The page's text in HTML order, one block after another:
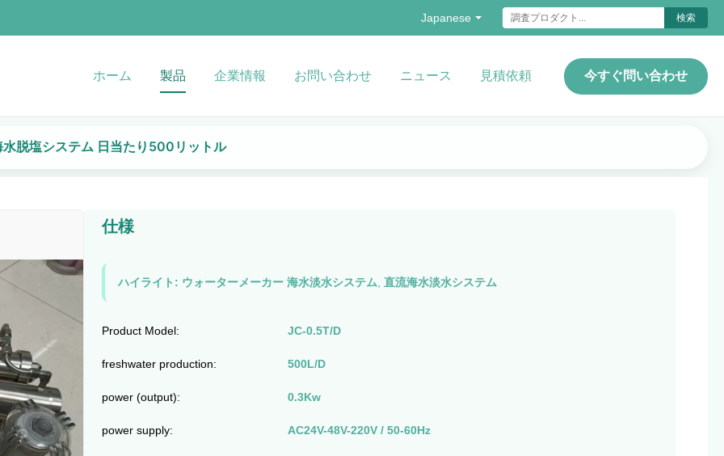
Japanese 検索
ホーム 製品 企業情報 お問い合わせ ニュース 見積依頼 今すぐ問い合わせ
水脱塩システム 日当たり500リットル
仕様
ハイライト: ウォーターメーカー 海水淡水システム 直流海水淡水システム
Product Model: JC-0.5T/D
freshwater production: 500L/D
power (output): 0.3Kw
power supply: AC24V-48V-220V / 50-60Hz